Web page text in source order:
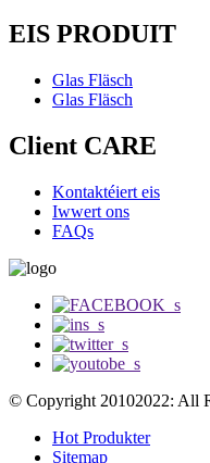
EIS PRODUIT
Glas Fläsch
Glas Fläsch
Client CARE
Kontaktéiert eis
Iwwert ons
FAQs
© Copyright 20102022: All
Hot Produkter
Sitemap